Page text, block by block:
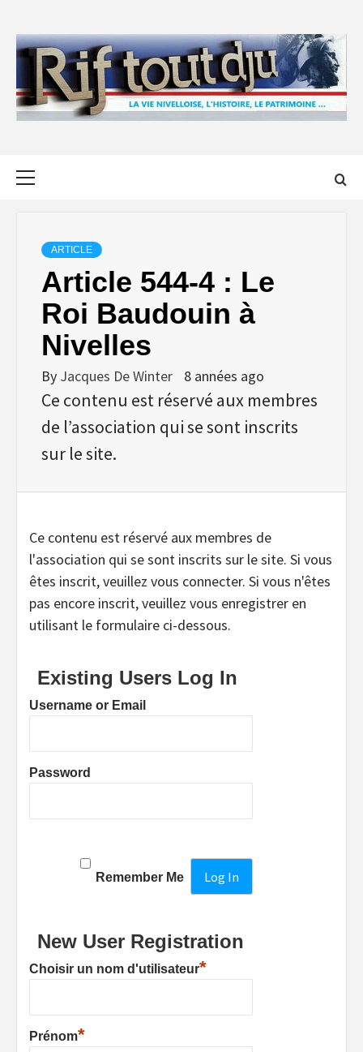
content
ARTICLE
Article 544-4 : Le
Roi Baudouin à
Nivelles
By Jacques De Winter 8 années ago
Ce contenu est réservé aux membres
de l’association qui se sont inscrits
sur le site.
Ce contenu est réservé aux membres de
l'association qui se sont inscrits sur le site. Si vous
êtes inscrit, veuillez vous connecter. Si vous n'êtes
pas encore inscrit, veuillez vous enregistrer en
utilisant le formulaire ci-dessous.
Existing Users Log In
Username or Email
Password
Remember Me
New User Registration
Choisir un nom d'utilisateur*
Prénom*